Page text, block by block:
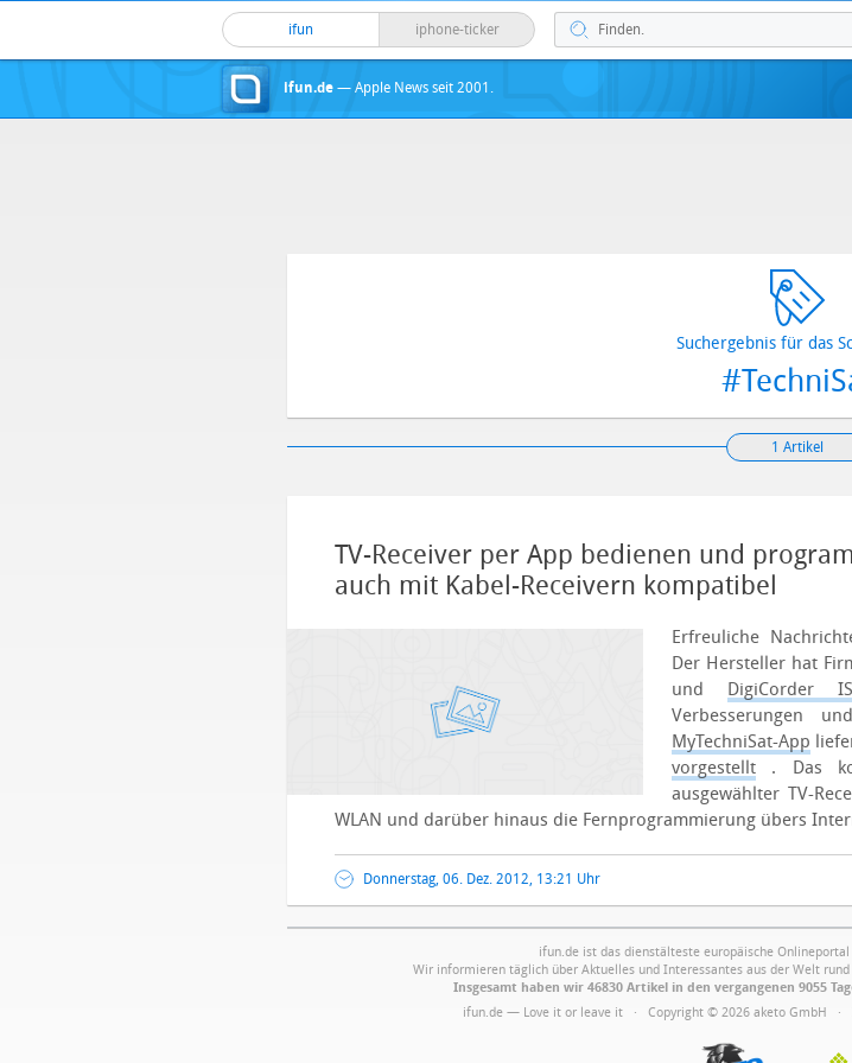
ifun iphone-ticker
ifun.de — Apple News seit 2001.
Suchergebnis für das
1 Artikel
TV-Receiver per App bedienen und
auch mit Kabel-Receivern kompatibel
Erfreuliche
Der Hersteller hat
und DigiCorder
Verbesserungen
MyTechniSat-App
vorgestellt . Das
ausgewählter TV-
WLAN und darüber hinaus die Fernprogrammierung übers
Donnerstag, 06. Dez. 2012, 13:21 Uhr
ifun.de ist das dienstälteste europäische
Wir informieren täglich über Aktuelles und Interessantes aus der Welt
Insgesamt haben wir 46830 Artikel in den vergangenen 9055
ifun.de — Love it or leave it · Copyright © 2026 aketo GmbH ·